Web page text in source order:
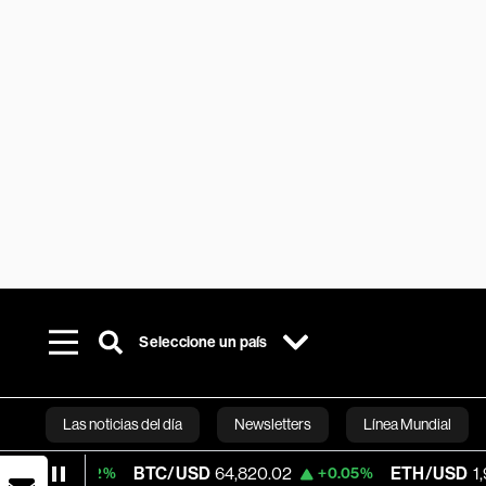
Seleccione un país
Las noticias del día Newsletters Línea Mundial
Bloomberg
BTC/USD 64,820.02 +0.05% ETH/USD 1,911.515